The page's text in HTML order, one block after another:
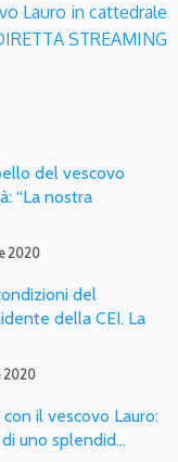
Lauro in cattedrale
STREAMING
del vescovo
“La nostra
2020
del
della CEI. La
2020
il vescovo Lauro:
uno splendid…